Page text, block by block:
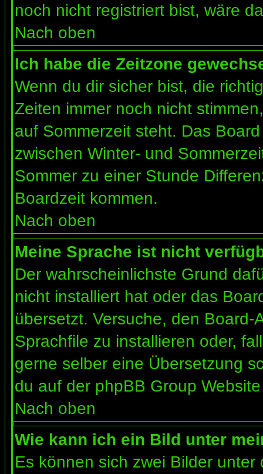
noch nicht registriert bist, wäre
Nach oben
Ich habe die Zeitzone
Wenn du dir sicher bist, die
Zeiten immer noch nicht
auf Sommerzeit steht. Das
zwischen Winter- und
Sommer zu einer Stunde
Boardzeit kommen.
Nach oben
Meine Sprache ist nicht
Der wahrscheinlichste Grund
nicht installiert hat oder das
übersetzt. Versuche, den
Sprachfile zu installieren oder,
gerne selber eine Übersetzung
du auf der phpBB Group
Nach oben
Wie kann ich ein Bild unter
Es können sich zwei Bilder